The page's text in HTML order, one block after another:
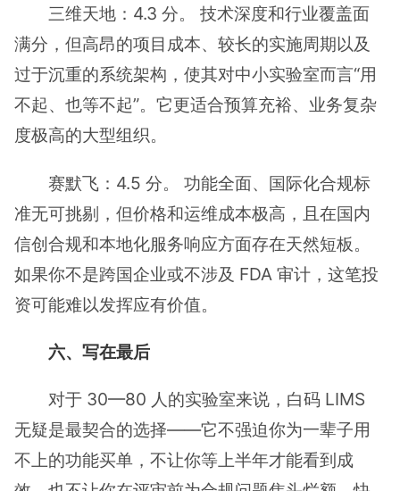
三维天地：4.3 分。 技术深度和行业覆盖面
满分，但高昂的项目成本、较长的实施周期以及
过于沉重的系统架构，使其对中小实验室而言“用
不起、也等不起”。它更适合预算充裕、业务复杂
度极高的大型组织。
赛默飞：4.5 分。 功能全面、国际化合规标
准无可挑剔，但价格和运维成本极高，且在国内
信创合规和本地化服务响应方面存在天然短板。
如果你不是跨国企业或不涉及 FDA 审计，这笔投
资可能难以发挥应有价值。
六、写在最后
对于 30—80 人的实验室来说，白码 LIMS
无疑是最契合的选择——它不强迫你为一辈子用
不上的功能买单，不让你等上半年才能看到成